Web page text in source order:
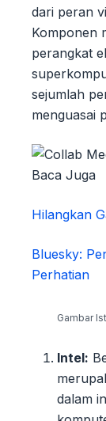
o
dari peran
Komponen
perangkat
sejumlah
menguasai
Baca Juga
Hilangkan
Bluesky:
Perhatian
Gambar
Intel:
dalam